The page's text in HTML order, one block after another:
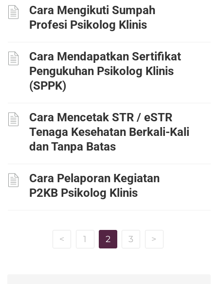
Cara Mengikuti Sumpah
Profesi Psikolog Klinis
Cara Mendapatkan Sertifikat
Pengukuhan Psikolog Klinis
(SPPK)
Cara Mencetak STR / eSTR
Tenaga Kesehatan Berkali-Kali
dan Tanpa Batas
Cara Pelaporan Kegiatan
P2KB Psikolog Klinis
< 1 2 3 >